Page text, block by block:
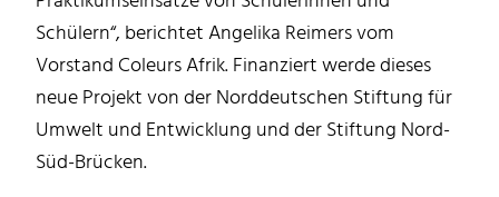
Schülern“, berichtet Angelika Reimers vom
Vorstand Coleurs Afrik. Finanziert werde dieses
neue Projekt von der Norddeutschen Stiftung für
Umwelt und Entwicklung und der Stiftung Nord-
Süd-Brücken.